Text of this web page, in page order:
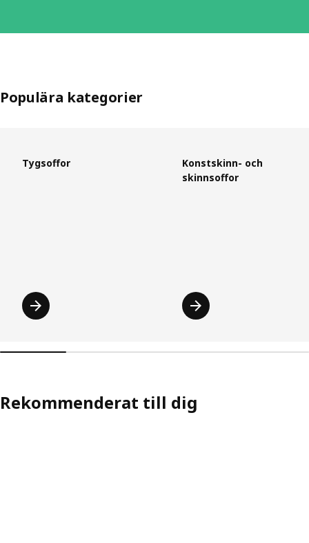
Populära kategorier
Tygsoffor
Konstskinn- och
skinnsoffor
Rekommenderat till dig